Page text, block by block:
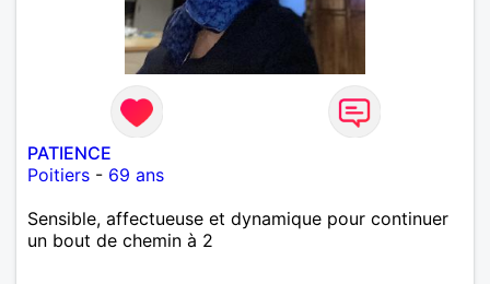
PATIENCE
Poitiers - 69 ans
Sensible, affectueuse et dynamique pour continuer
un bout de chemin à 2